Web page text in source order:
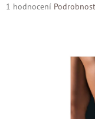
Průměrné
1 hodnocení